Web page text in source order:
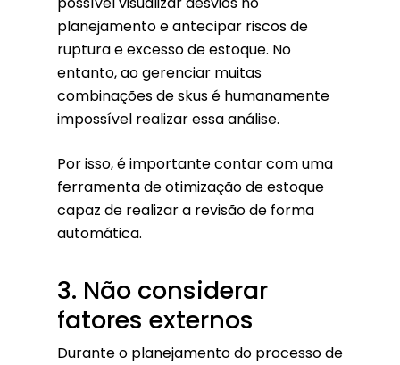
planejamento e antecipar riscos de
ruptura e excesso de estoque. No
entanto, ao gerenciar muitas
combinações de skus é humanamente
impossível realizar essa análise.
Por isso, é importante contar com uma
ferramenta de otimização de estoque
capaz de realizar a revisão de forma
automática.
3. Não considerar
fatores externos
Durante o planejamento do processo de